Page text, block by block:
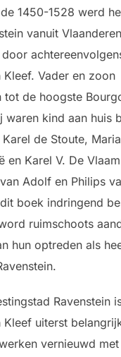
1450-1528 werd
vanuit Vlaanderen
Kleef. Vader en zoon
tot de hoogste
waren kind aan huis
de Stoute,
en Karel V. De
Adolf en Philips
boek indringend
ruimschoots
hun optreden als
Ravenstein
Kleef uiterst
vernieuwd